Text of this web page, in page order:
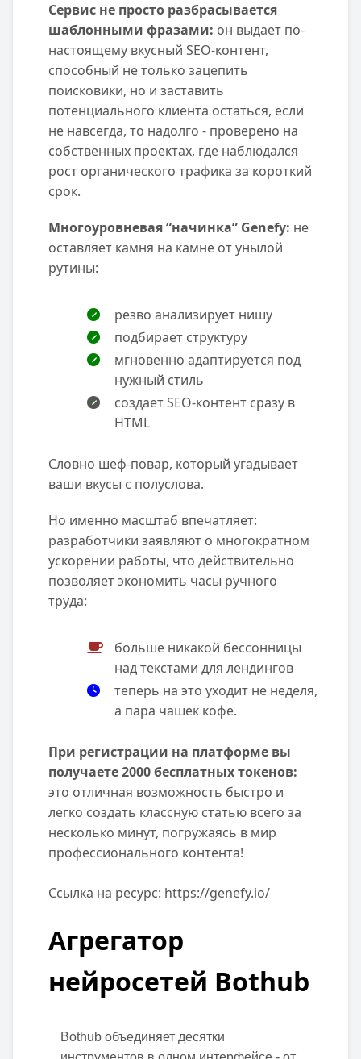
Сервис не просто разбрасывается
шаблонными фразами: он выдает по-
настоящему вкусный SEO-контент,
способный не только зацепить
поисковики, но и заставить
потенциального клиента остаться, если
не навсегда, то надолго - проверено на
собственных проектах, где наблюдался
рост органического трафика за короткий
срок.
Многоуровневая “начинка” Genefy: не
оставляет камня на камне от унылой
рутины:
резво анализирует нишу
подбирает структуру
мгновенно адаптируется под
нужный стиль
создает SEO-контент сразу в
HTML
Словно шеф-повар, который угадывает
ваши вкусы с полуслова.
Но именно масштаб впечатляет:
разработчики заявляют о многократном
ускорении работы, что действительно
позволяет экономить часы ручного
труда:
больше никакой бессонницы
над текстами для лендингов
теперь на это уходит не неделя,
а пара чашек кофе.
При регистрации на платформе вы
получаете 2000 бесплатных токенов:
это отличная возможность быстро и
легко создать классную статью всего за
несколько минут, погружаясь в мир
профессионального контента!
Ссылка на ресурс: https://genefy.io/
Агрегатор
нейросетей Bothub
Bothub объединяет десятки